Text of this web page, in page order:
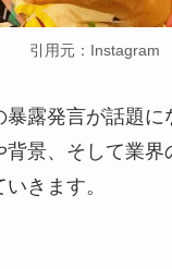
引用元：Instagram
暴露発言が話題に
背景、そして業界
きます。